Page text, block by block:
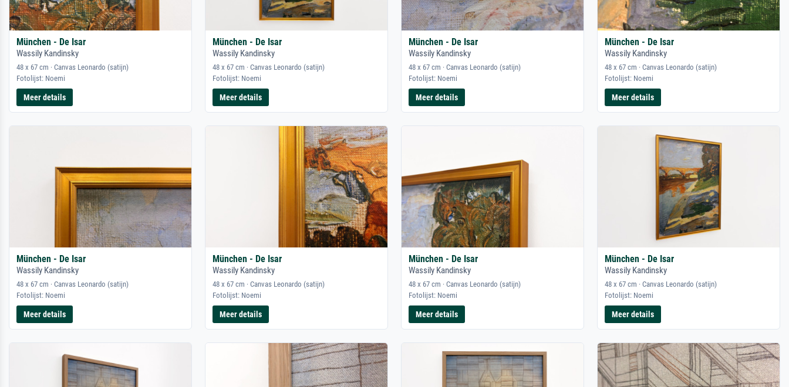
München - De Isar
Wassily Kandinsky
48 x 67 cm · Canvas Leonardo (satijn)
Fotolijst: Noemi
Meer details
München - De Isar
Wassily Kandinsky
48 x 67 cm · Canvas Leonardo (satijn)
Fotolijst: Noemi
Meer details
München - De Isar
Wassily Kandinsky
48 x 67 cm · Canvas Leonardo (satijn)
Fotolijst: Noemi
Meer details
München - De Isar
Wassily Kandinsky
48 x 67 cm · Canvas Leonardo (satijn)
Fotolijst: Noemi
Meer details
München - De Isar
Wassily Kandinsky
48 x 67 cm · Canvas Leonardo (satijn)
Fotolijst: Noemi
Meer details
München - De Isar
Wassily Kandinsky
48 x 67 cm · Canvas Leonardo (satijn)
Fotolijst: Noemi
Meer details
München - De Isar
Wassily Kandinsky
48 x 67 cm · Canvas Leonardo (satijn)
Fotolijst: Noemi
Meer details
München - De Isar
Wassily Kandinsky
48 x 67 cm · Canvas Leonardo (satijn)
Fotolijst: Noemi
Meer details